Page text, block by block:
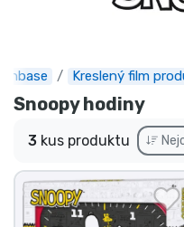
Kreslený film
Snoopy hodiny
3 kus produktu
Expresní doručení
Předobjednat
Outlet produkty
Doprava a platba